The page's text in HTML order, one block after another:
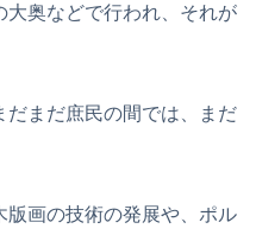
奥などで行われ、それが
だまだ庶民の間では、まだ
画の技術の発展や、ポル